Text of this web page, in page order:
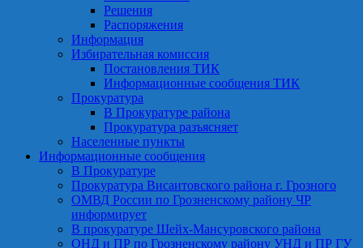
Решения
Распоряжения
Информация
Избирательная комиссия
Постановления ТИК
Информационные сообщения ТИК
Прокуратура
В Прокуратуре района
Прокуратура разъясняет
Населенные пункты
Информационные сообщения
В Прокуратуре
Прокуратура Висаитовского района г. Грозного
ОМВД России по Грозненскому району ЧР
информирует
В прокуратуре Шейх-Мансуровского района
ОНД и ПР по Грозненскому району УНД и ПР ГУ